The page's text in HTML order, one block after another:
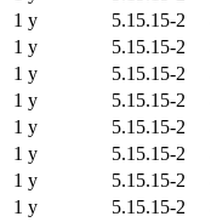
1 y
5.15.15-2
1 y
5.15.15-2
1 y
5.15.15-2
1 y
5.15.15-2
1 y
5.15.15-2
1 y
5.15.15-2
1 y
5.15.15-2
1 y
5.15.15-2